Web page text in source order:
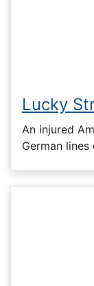
Lucky
An injured
German